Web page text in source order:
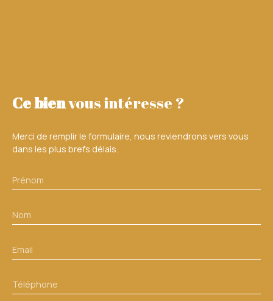
Ce bienvous intéresse ?
Merci de remplir le formulaire, nous reviendrons vers vous
dans les plus brefs délais.
Prénom
Nom
Email
Téléphone